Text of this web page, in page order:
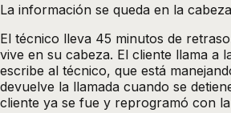
La información se queda en la
El técnico lleva 45 minutos de
vive en su cabeza. El cliente llama a
escribe al técnico, que está
devuelve la llamada cuando se
cliente ya se fue y reprogramó con